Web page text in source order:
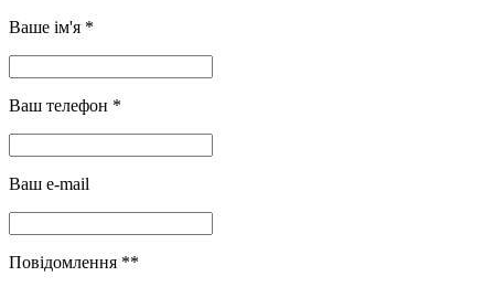
Ваше ім'я *
Ваш телефон *
Ваш e-mail
Повідомлення **